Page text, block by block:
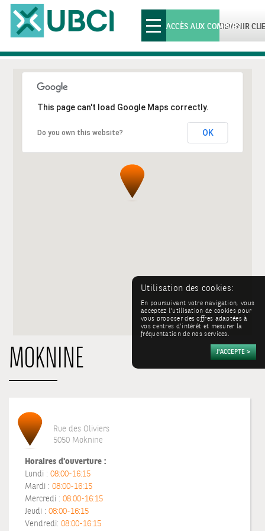
Toggle
navigationDEVENIR
ACCÈS AUX COMPTES
This page can't load Google Maps correctly.
Do you own this website? OK
MOKNINE
Rue des Oliviers
5050 Moknine
Horaires d'ouverture :
Lundi : 08:00-16:15
Mardi : 08:00-16:15
Mercredi : 08:00-16:15
Jeudi : 08:00-16:15
Vendredi: 08:00-16:15
Utilisation des cookies:
En poursuivant votre navigation, vous
acceptez l'utilisation de cookies pour
vous proposer des offres adaptées à
vos centres d'intérêt et mesurer la
fréquentation de nos services.